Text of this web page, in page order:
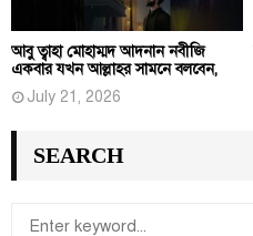
আবু ত্বাহা মোহাম্মদ আদনান নবীজি
একবার যখন আল্লাহর সামনে বলবেন,
July 21, 2026
SEARCH